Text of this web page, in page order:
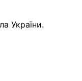
України.